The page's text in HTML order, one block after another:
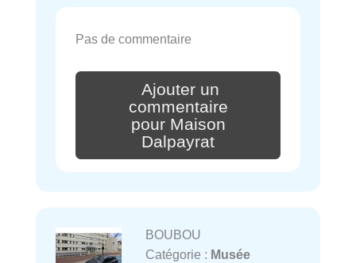
Pas de commentaire
Ajouter un
commentaire
pour Maison
Dalpayrat
BOUBOU
Catégorie : Musée